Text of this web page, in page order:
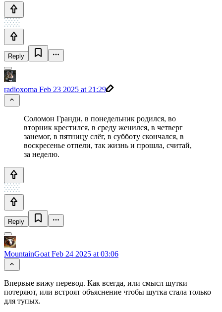
Reply
radioxoma Feb 23 2025 at 21:29
Соломон Гранди, в понедельник родился, во
вторник крестился, в среду женился, в четверг
занемог, в пятницу слёг, в субботу скончался, в
воскресенье отпели, так жизнь и прошла, считай,
за неделю.
Reply
MountainGoat Feb 24 2025 at 03:06
Впервые вижу перевод. Как всегда, или смысл шутки
потеряют, или встроят объяснение чтобы шутка стала только
для тупых.